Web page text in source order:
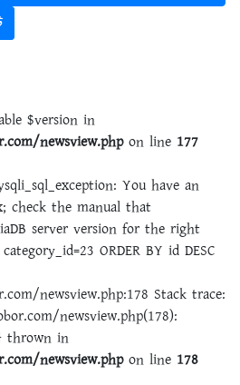
$version in
newsview.phpon line 177
You have an
check the manual that
server version for the right
ORDER BY id DESC
newsview.php:178 Stack trace:
newsview.php(178):
thrown in
newsview.phpon line 178